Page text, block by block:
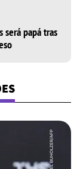
será papá tras